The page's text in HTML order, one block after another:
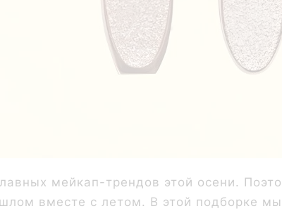
мейкап-трендов этой осени.
вместе с летом. В этой подборке